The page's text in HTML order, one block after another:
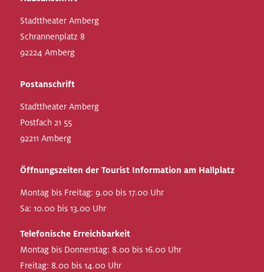
Stadttheater Amberg
Schrannenplatz 8
92224 Amberg
Postanschrift
Stadttheater Amberg
Postfach 21 55
92211 Amberg
Öffnungszeiten der Tourist Information am Hallplatz
Montag bis Freitag: 9.00 bis 17.00 Uhr
Sa: 10.00 bis 13.00 Uhr
Telefonische Erreichbarkeit
Montag bis Donnerstag: 8.00 bis 16.00 Uhr
Freitag: 8.00 bis 14.00 Uhr